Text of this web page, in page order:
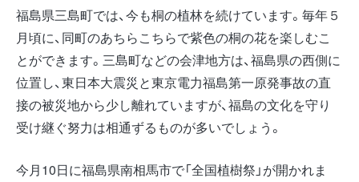
福島県三島町では、今も桐の植林を続けています。毎年５
月頃に、同町のあちらこちらで紫色の桐の花を楽しむこ
とができます。三島町などの会津地方は、福島県の西側に
位置し、東日本大震災と東京電力福島第一原発事故の直
接の被災地から少し離れていますが、福島の文化を守り
受け継ぐ努力は相通ずるものが多いでしょう。
今月10日に福島県南相馬市で「全国植樹祭」が開かれま